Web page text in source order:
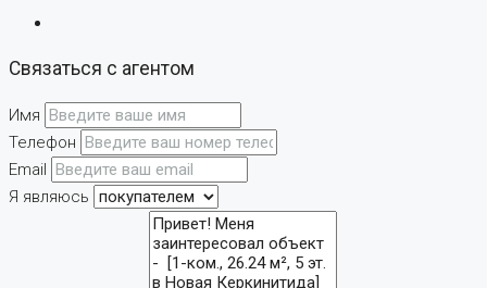
Связаться с агентом
Имя
Телефон
Email
Я являюсь